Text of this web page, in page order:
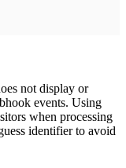
not display or
events. Using
when processing
identifier to avoid